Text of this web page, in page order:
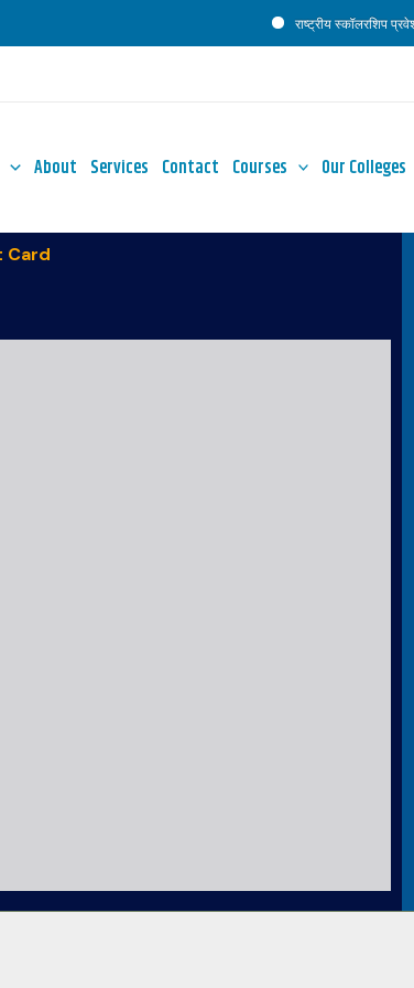
राष्ट्रीय स्कॉलरशिप
About Services Contact Courses Our Colleges
Card